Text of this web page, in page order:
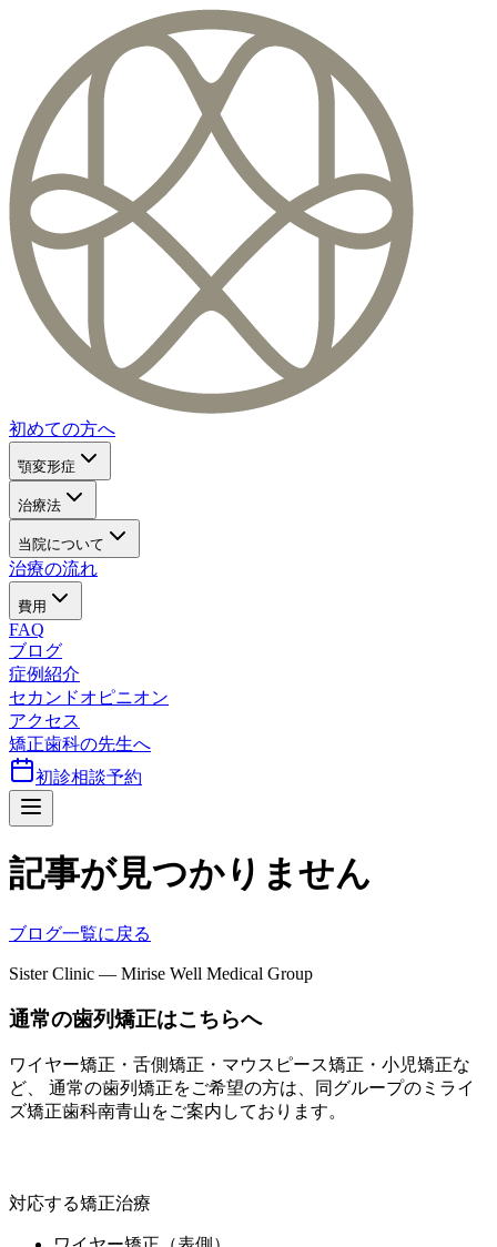
初めての方へ
顎変形症
治療法
当院について
治療の流れ
費用
FAQ
ブログ
症例紹介
セカンドオピニオン
アクセス
矯正歯科の先生へ
初診相談予約
記事が見つかりません
ブログ一覧に戻る
Sister Clinic — Mirise Well Medical Group
通常の歯列矯正はこちらへ
ワイヤー矯正・舌側矯正・マウスピース矯正・小児矯正な
ど、 通常の歯列矯正をご希望の方は、同グループの ミライ
ズ矯正歯科南青山をご案内しております。
対応する矯正治療